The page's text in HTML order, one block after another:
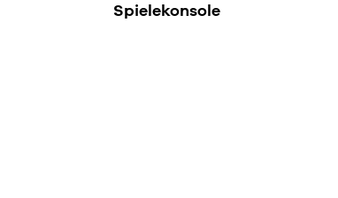
Spielekonsole